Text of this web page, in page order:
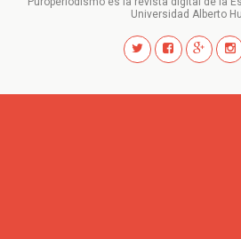
Universidad Alberto